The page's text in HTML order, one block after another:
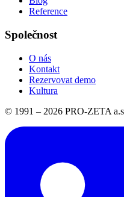
Reference
Společnost
O nás
Kontakt
Rezervovat demo
Kultura
© 1991 – 2026 PRO-ZETA